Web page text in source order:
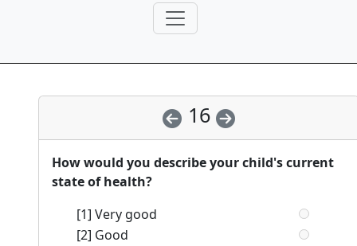
16
How would you describe your child's current
state of health?
[1] Very good
[2] Good